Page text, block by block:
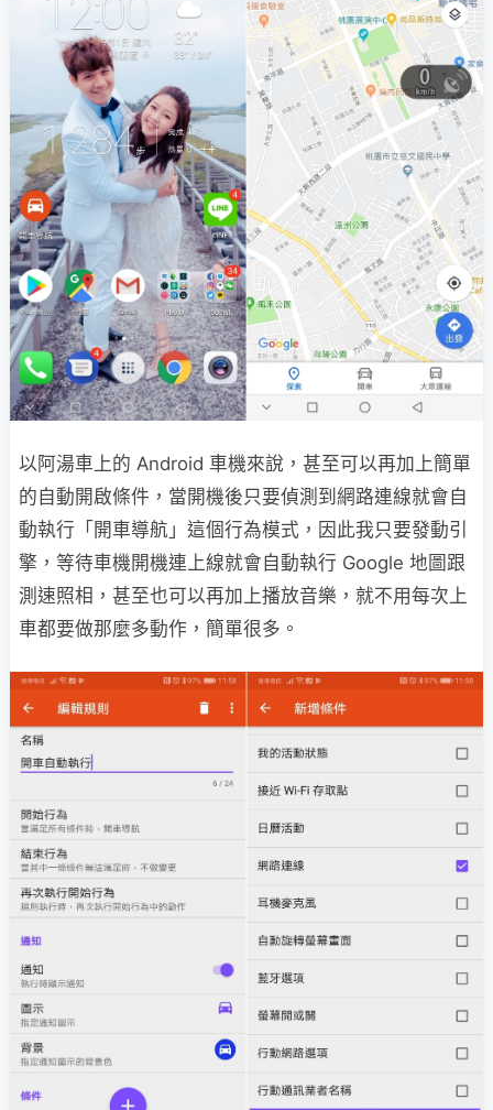
以阿湯車上的 Android 車機來說，甚至可以再加上簡單
的自動開啟條件，當開機後只要偵測到網路連線就會自
動執行「開車導航」這個行為模式，因此我只要發動引
擎，等待車機開機連上線就會自動執行 Google 地圖跟
測速照相，甚至也可以再加上播放音樂，就不用每次上
車都要做那麼多動作，簡單很多。